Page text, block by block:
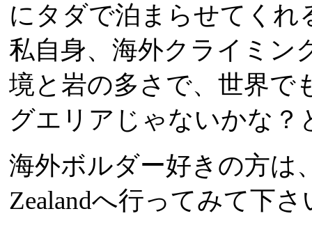
にタダで泊まらせてく
私自身、海外クライミン
境と岩の多さで、世界で
グエリアじゃないかな？
海外ボルダー好きの方は
Zealandへ行ってみて下